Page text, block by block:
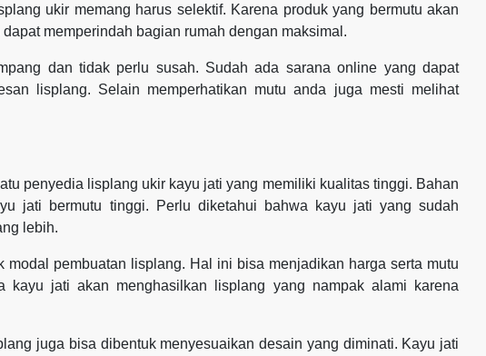
ukir memang harus selektif. Karena produk yang bermutu akan
memperindah bagian rumah dengan maksimal.
dan tidak perlu susah. Sudah ada sarana online yang dapat
lisplang. Selain memperhatikan mutu anda juga mesti melihat
penyedia lisplang ukir kayu jati yang memiliki kualitas tinggi. Bahan
jati bermutu tinggi. Perlu diketahui bahwa kayu jati yang sudah
lebih.
modal pembuatan lisplang. Hal ini bisa menjadikan harga serta mutu
kayu jati akan menghasilkan lisplang yang nampak alami karena
juga bisa dibentuk menyesuaikan desain yang diminati. Kayu jati